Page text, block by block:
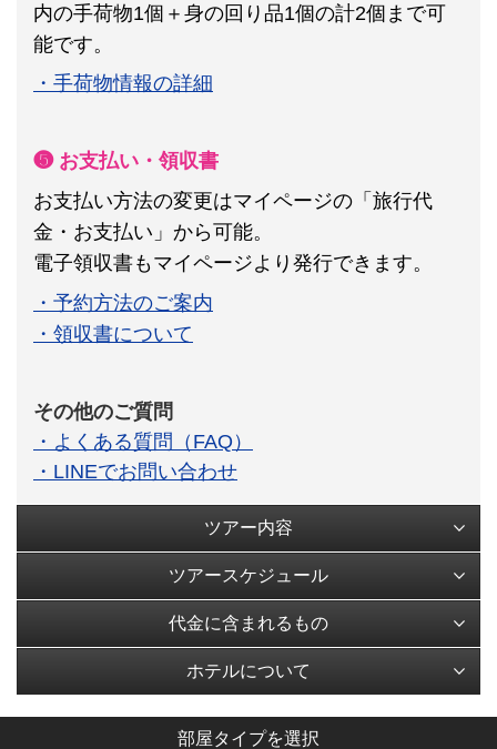
内の手荷物1個＋身の回り品1個の計2個まで可
能です。
・手荷物情報の詳細
❺ お支払い・領収書
お支払い方法の変更はマイページの「旅行代
金・お支払い」から可能。
電子領収書もマイページより発行できます。
・予約方法のご案内
・領収書について
その他のご質問
・よくある質問（FAQ）
・LINEでお問い合わせ
ツアー内容
ツアースケジュール
代金に含まれるもの
ホテルについて
部屋タイプを選択